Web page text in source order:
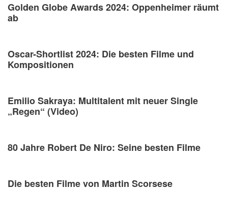
Golden Globe Awards 2024: Oppenheimer räumt
ab
Oscar-Shortlist 2024: Die besten Filme und
Kompositionen
Emilio Sakraya: Multitalent mit neuer Single
„Regen“ (Video)
80 Jahre Robert De Niro: Seine besten Filme
Die besten Filme von Martin Scorsese